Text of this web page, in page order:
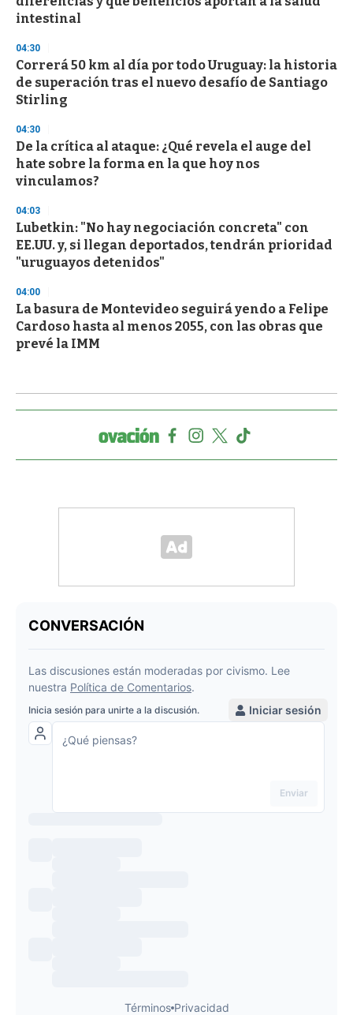
intestinal
04:30
Correrá 50 km al día por todo Uruguay: la historia
de superación tras el nuevo desafío de Santiago
Stirling
04:30
De la crítica al ataque: ¿Qué revela el auge del
hate sobre la forma en la que hoy nos
vinculamos?
04:03
Lubetkin: "No hay negociación concreta" con
EE.UU. y, si llegan deportados, tendrán prioridad
"uruguayos detenidos"
04:00
La basura de Montevideo seguirá yendo a Felipe
Cardoso hasta al menos 2055, con las obras que
prevé la IMM